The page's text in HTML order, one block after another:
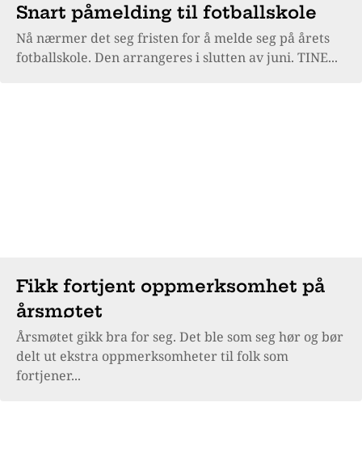
Snart påmelding til fotballskole
Nå nærmer det seg fristen for å melde seg på årets
fotballskole. Den arrangeres i slutten av juni. TINE...
Fikk fortjent oppmerksomhet på
årsmøtet
Årsmøtet gikk bra for seg. Det ble som seg hør og bør
delt ut ekstra oppmerksomheter til folk som
fortjener...